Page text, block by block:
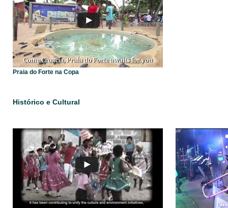
Praia do Forte na Copa
Histórico e Cultural